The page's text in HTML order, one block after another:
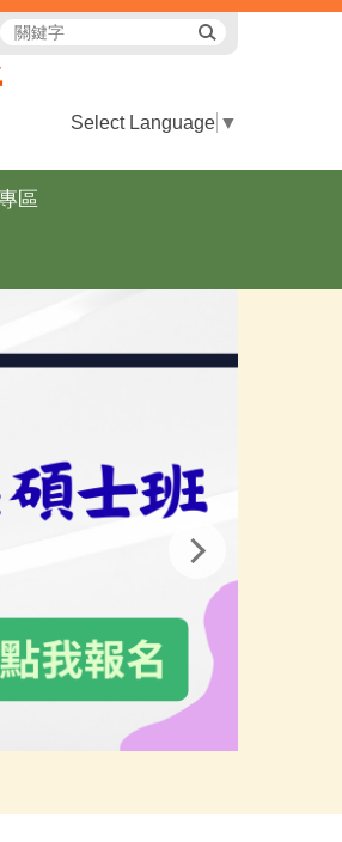
Select Language ▼
區